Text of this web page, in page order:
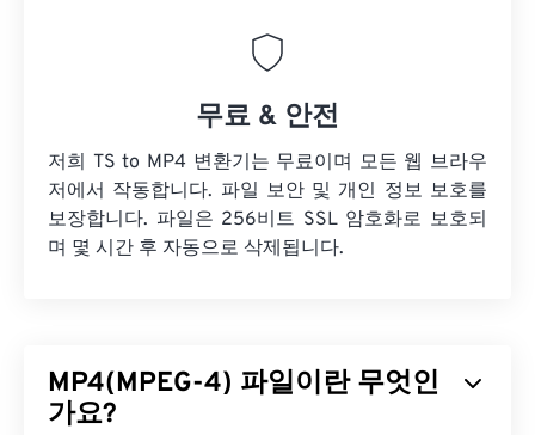
무료 & 안전
저희 TS to MP4 변환기는 무료이며 모든 웹 브라우
저에서 작동합니다. 파일 보안 및 개인 정보 보호를
보장합니다. 파일은 256비트 SSL 암호화로 보호되
며 몇 시간 후 자동으로 삭제됩니다.
MP4(MPEG-4) 파일이란 무엇인
가요?